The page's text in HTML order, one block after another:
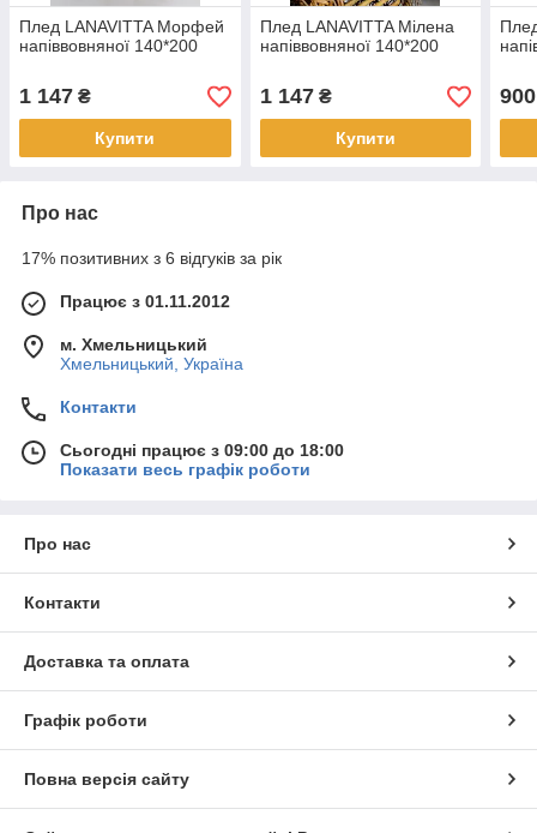
Плед LANAVITTA Морфей
напіввовняної 140*200
1 147 ₴
Купити
Плед LANAVITTA Мілена
напіввовняної 140*200
1 147₴
Купити
900
Про нас
17% позитивних з 6 відгуків за рік
Працює з 01.11.2012
м. Хмельницький
Хмельницький, Україна
Контакти
Сьогодні працює з 09:00 до 18:00
Показати весь графік роботи
Про нас
Контакти
Доставка та оплата
Графік роботи
Повна версія сайту